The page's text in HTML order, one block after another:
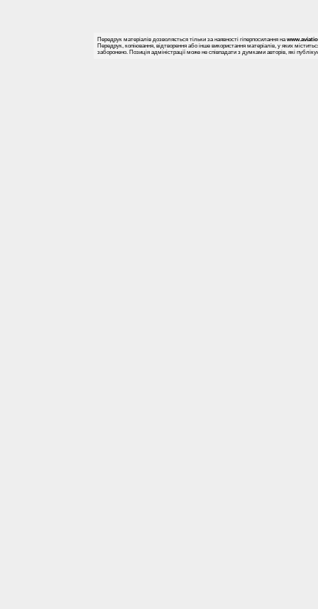
Передрук матеріалів дозволяється тільки за наявності гіперпосилання на
Передрук, копіювання, відтворення або інше використання матеріалів, у яких
заборонено. Позиція адміністрації може не співпадати з думками авторів, які